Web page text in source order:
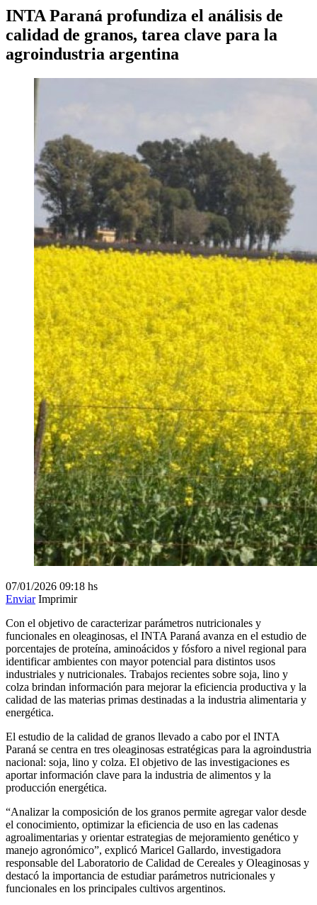
INTA Paraná profundiza el análisis de
calidad de granos, tarea clave para la
agroindustria argentina
07/01/2026 09:18 hs
Enviar Imprimir
Con el objetivo de caracterizar parámetros nutricionales y
funcionales en oleaginosas, el INTA Paraná avanza en el estudio de
porcentajes de proteína, aminoácidos y fósforo a nivel regional para
identificar ambientes con mayor potencial para distintos usos
industriales y nutricionales. Trabajos recientes sobre soja, lino y
colza brindan información para mejorar la eficiencia productiva y la
calidad de las materias primas destinadas a la industria alimentaria y
energética.
El estudio de la calidad de granos llevado a cabo por el INTA
Paraná se centra en tres oleaginosas estratégicas para la agroindustria
nacional: soja, lino y colza. El objetivo de las investigaciones es
aportar información clave para la industria de alimentos y la
producción energética.
“Analizar la composición de los granos permite agregar valor desde
el conocimiento, optimizar la eficiencia de uso en las cadenas
agroalimentarias y orientar estrategias de mejoramiento genético y
manejo agronómico”, explicó Maricel Gallardo, investigadora
responsable del Laboratorio de Calidad de Cereales y Oleaginosas y
destacó la importancia de estudiar parámetros nutricionales y
funcionales en los principales cultivos argentinos.